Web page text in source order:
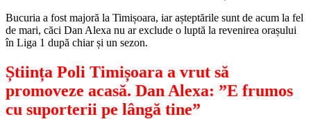
Bucuria a fost majoră la Timișoara, iar așteptările sunt de acum la fel
de mari, căci Dan Alexa nu ar exclude o luptă la revenirea orașului
în Liga 1 după chiar și un sezon.
Știința Poli Timișoara a vrut să
promoveze acasă. Dan Alexa: ”E frumos
cu suporterii pe lângă tine”